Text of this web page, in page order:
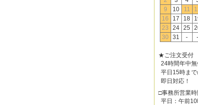
9
10 11
16
17 18
23
24 25
30
31 - -
★ご注文受付
24時間年中
平日15時ま
即日対応！
□事務所営業時
平日：午前